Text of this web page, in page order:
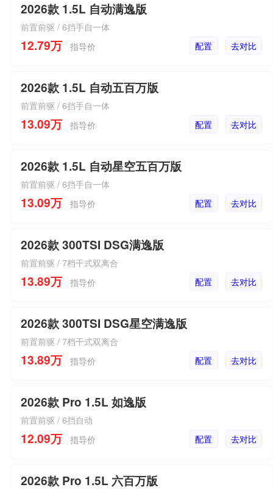
2026款 1.5L 自动满逸版
前置前驱 / 6挡手自一体
12.79万 指导价 去对比
配置
2026款 1.5L 自动五百万版
前置前驱 / 6挡手自一体
13.09万 指导价 去对比
配置
2026款 1.5L 自动星空五百万版
前置前驱 / 6挡手自一体
13.09万 指导价 去对比
配置
2026款 300TSI DSG满逸版
前置前驱 / 7档干式双离合
13.89万 指导价 去对比
配置
2026款 300TSI DSG星空满逸版
前置前驱 / 7档干式双离合
13.89万 指导价 去对比
配置
2026款 Pro 1.5L 如逸版
前置前驱 / 6挡自动
12.09万 指导价 去对比
配置
2026款 Pro 1.5L 六百万版